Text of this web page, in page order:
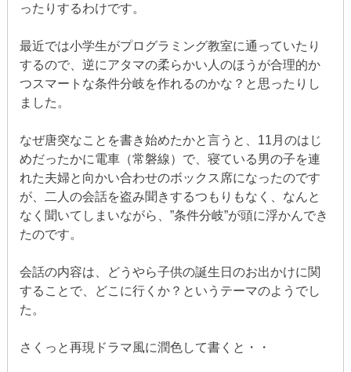
ったりするわけです。
最近では小学生がプログラミング教室に通っていたり
するので、逆にアタマの柔らかい人のほうが合理的か
つスマートな条件分岐を作れるのかな？と思ったりし
ました。
なぜ唐突なことを書き始めたかと言うと、11月のはじ
めだったかに電車（常磐線）で、寝ている男の子を連
れた夫婦と向かい合わせのボックス席になったのです
が、二人の会話を盗み聞きするつもりもなく、なんと
なく聞いてしまいながら、”条件分岐”が頭に浮かんでき
たのです。
会話の内容は、どうやら子供の誕生日のお出かけに関
することで、どこに行くか？というテーマのようでし
た。
さくっと再現ドラマ風に潤色して書くと・・